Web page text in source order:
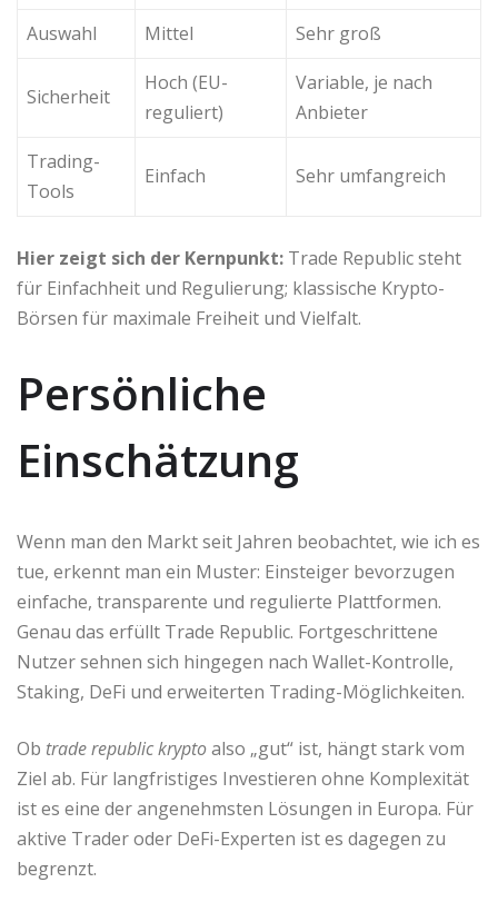
Auswahl Mittel Sehr groß
Sicherheit
Hoch (EU-
reguliert)
Variable, je nach
Anbieter
Trading-
Tools
Einfach Sehr umfangreich
Hier zeigt sich der Kernpunkt: Trade Republic steht
für Einfachheit und Regulierung; klassische Krypto-
Börsen für maximale Freiheit und Vielfalt.
Persönliche
Einschätzung
Wenn man den Markt seit Jahren beobachtet, wie ich es
tue, erkennt man ein Muster: Einsteiger bevorzugen
einfache, transparente und regulierte Plattformen.
Genau das erfüllt Trade Republic. Fortgeschrittene
Nutzer sehnen sich hingegen nach Wallet-Kontrolle,
Staking, DeFi und erweiterten Trading-Möglichkeiten.
Ob trade republic kryptoalso „gut“ ist, hängt stark vom
Ziel ab. Für langfristiges Investieren ohne Komplexität
ist es eine der angenehmsten Lösungen in Europa. Für
aktive Trader oder DeFi-Experten ist es dagegen zu
begrenzt.